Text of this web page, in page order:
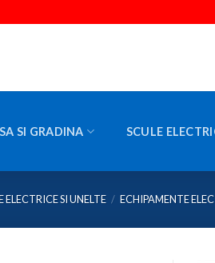
SI GRADINA SCULE
ELECTRICE SI UNELTE / ECHIPAMENTE